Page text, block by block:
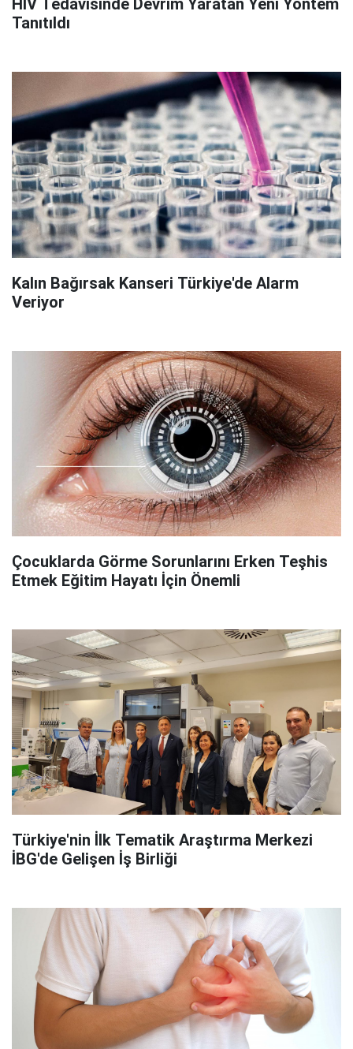
HIV Tedavisinde Devrim Yaratan Yeni Yöntem
Tanıtıldı
Kalın Bağırsak Kanseri Türkiye'de Alarm
Veriyor
Çocuklarda Görme Sorunlarını Erken Teşhis
Etmek Eğitim Hayatı İçin Önemli
Türkiye'nin İlk Tematik Araştırma Merkezi
İBG'de Gelişen İş Birliği